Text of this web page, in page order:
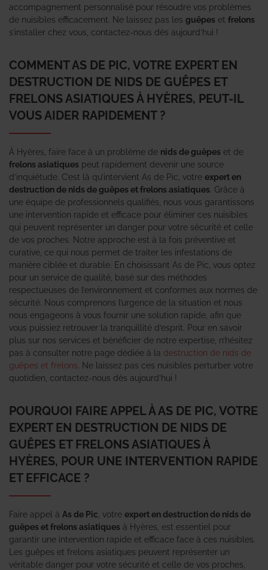
accompagnement personnalisé pour résoudre vos problèmes
de nuisibles efficacement. Ne laissez pas les guêpes et frelons
s’installer chez vous, contactez-nous dès aujourd’hui !
COMMENT AS DE PIC, VOTRE EXPERT EN
DESTRUCTION DE NIDS DE GUÊPES ET
FRELONS ASIATIQUES À HYÈRES, PEUT-IL
VOUS AIDER RAPIDEMENT ?
À Hyères, faire face à un problème de nids de guêpes et de
frelons asiatiques peut rapidement devenir une source
d’inquiétude. C’est là qu’intervient As de Pic, votre expert en
destruction de nids de guêpes et frelons asiatiques . Grâce à
une équipe de professionnels qualifiés, nous vous garantissons
une intervention rapide et efficace pour éliminer ces nuisibles
qui peuvent représenter un danger pour votre sécurité et celle
de vos proches. Notre approche est à la fois préventive et
curative, ce qui nous permet de traiter les infestations de
manière ciblée et durable. En choisissant As de Pic, vous optez
pour un service de qualité, basé sur des méthodes
respectueuses de l’environnement et conformes aux normes de
sécurité. Nous comprenons l’urgence de la situation et nous
nous engageons à vous fournir une solution rapide, afin que
vous puissiez retrouver la tranquillité d’esprit. Pour en savoir
plus sur nos services et bénéficier de notre expertise, n’hésitez
pas à consulter notre page dédiée à la destruction de nids de
guêpes et frelons . Ne laissez pas ces nuisibles perturber votre
quotidien, contactez-nous dès aujourd’hui !
POURQUOI FAIRE APPEL À AS DE PIC, VOTRE
EXPERT EN DESTRUCTION DE NIDS DE
GUÊPES ET FRELONS ASIATIQUES À
HYÈRES, POUR UNE INTERVENTION RAPIDE
ET EFFICACE ?
Faire appel à As de Pic , votre expert en destruction de nids de
guêpes et frelons asiatiques à Hyères, est essentiel pour
garantir une intervention rapide et efficace face à ces nuisibles.
Les guêpes et frelons asiatiques peuvent représenter un
véritable danger pour votre sécurité et celle de vos proches,